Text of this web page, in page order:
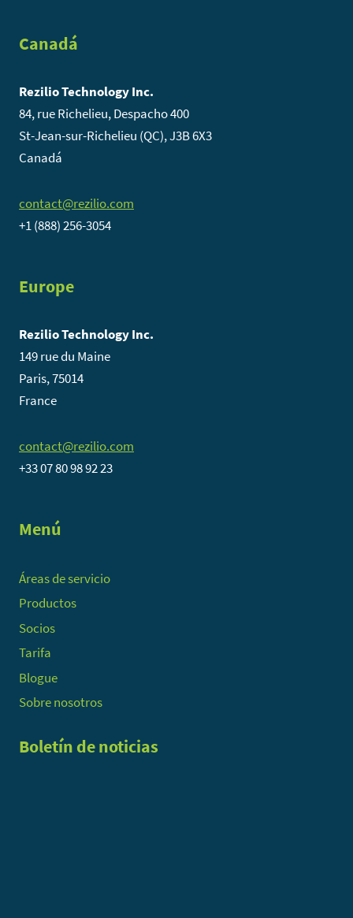
Canadá
Rezilio Technology Inc.
84, rue Richelieu, Despacho 400
St-Jean-sur-Richelieu (QC), J3B 6X3
Canadá
contact@rezilio.com
+1 (888) 256-3054
Europe
Rezilio Technology Inc.
149 rue du Maine
Paris, 75014
France
contact@rezilio.com
+33 07 80 98 92 23
Menú
Áreas de servicio
Productos
Socios
Tarifa
Blogue
Sobre nosotros
Boletín de noticias